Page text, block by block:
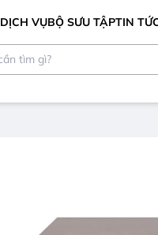
DỊCH VỤBỘ SƯU TẬPTIN